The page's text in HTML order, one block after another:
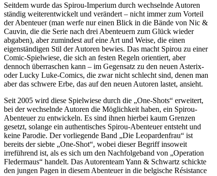
Seitdem wurde das Spirou-Imperium durch wechselnde Autoren
ständig weiterentwickelt und verändert – nicht immer zum Vorteil
der Abenteuer (man werfe nur einen Blick in die Bände von Nic &
Cauvin, die die Serie nach drei Abenteuern zum Glück wieder
abgaben), aber zumindest auf eine Art und Weise, die einen
eigenständigen Stil der Autoren bewies. Das macht Spirou zu einer
Comic-Spielwiese, die sich an festen Regeln orientiert, aber
dennoch überraschen kann – im Gegensatz zu den neuen Asterix-
oder Lucky Luke-Comics, die zwar nicht schlecht sind, denen man
aber das schwere Erbe, das auf den neuen Autoren lastet, ansieht.
Seit 2005 wird diese Spielwiese durch die „One-Shots“ erweitert,
bei der wechselnde Autoren die Möglichkeit haben, ein Spirou-
Abenteuer zu entwickeln. Es sind ihnen hierbei kaum Grenzen
gesetzt, solange ein authentisches Spirou-Abenteuer entsteht und
keine Parodie. Der vorliegende Band „Die Leopardenfrau“ ist
bereits der siebte „One-Shot“, wobei dieser Begriff insoweit
irreführend ist, als es sich um den Nachfolgeband von „Operation
Fledermaus“ handelt. Das Autorenteam Yann & Schwartz schickte
den jungen Pagen in diesem Abenteuer in die belgische Résistance